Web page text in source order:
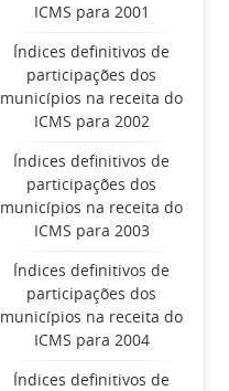
ICMS para 2001
Índices definitivos de
participações dos
municípios na receita do
ICMS para 2002
Índices definitivos de
participações dos
municípios na receita do
ICMS para 2003
Índices definitivos de
participações dos
municípios na receita do
ICMS para 2004
Índices definitivos de